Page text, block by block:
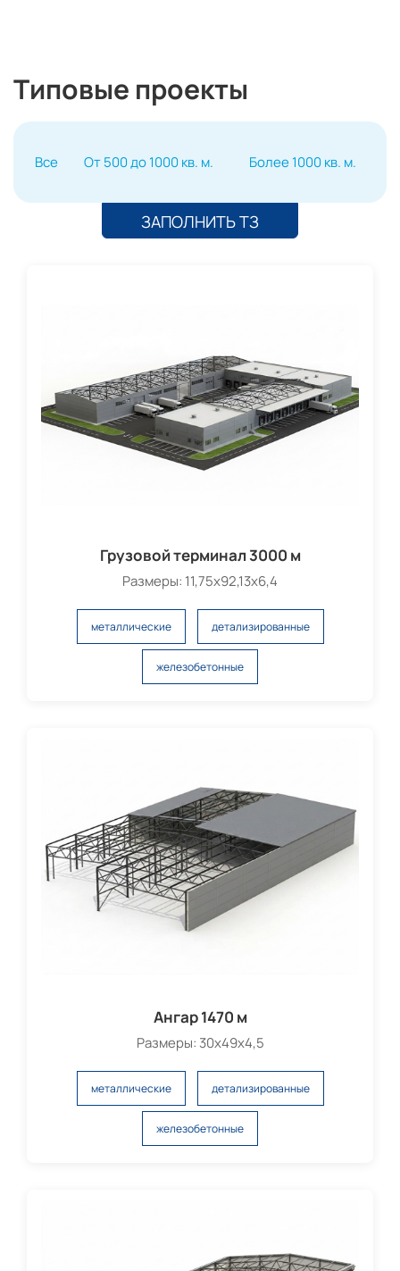
Типовые проекты
Все От 500 до 1000 кв. м. Более 1000 кв. м.
ЗАПОЛНИТЬ ТЗ
Грузовой терминал 3000 м
Размеры: 11,75х92,13х6,4
металлические детализированные
железобетонные
Ангар 1470 м
Размеры: 30х49х4,5
металлические детализированные
железобетонные